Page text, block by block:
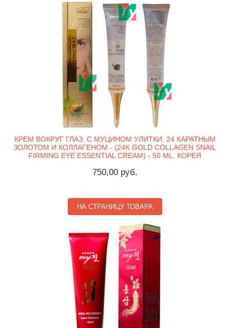
КРЕМ ВОКРУГ ГЛАЗ, С МУЦИНОМ УЛИТКИ, 24 КАРАТНЫМ
ЗОЛОТОМ И КОЛЛАГЕНОМ - (24K GOLD COLLAGEN SNAIL
FIRMING EYE ESSENTIAL CREAM) - 50 ML. КОРЕЯ
750,00 руб.
НА СТРАНИЦУ ТОВАРА